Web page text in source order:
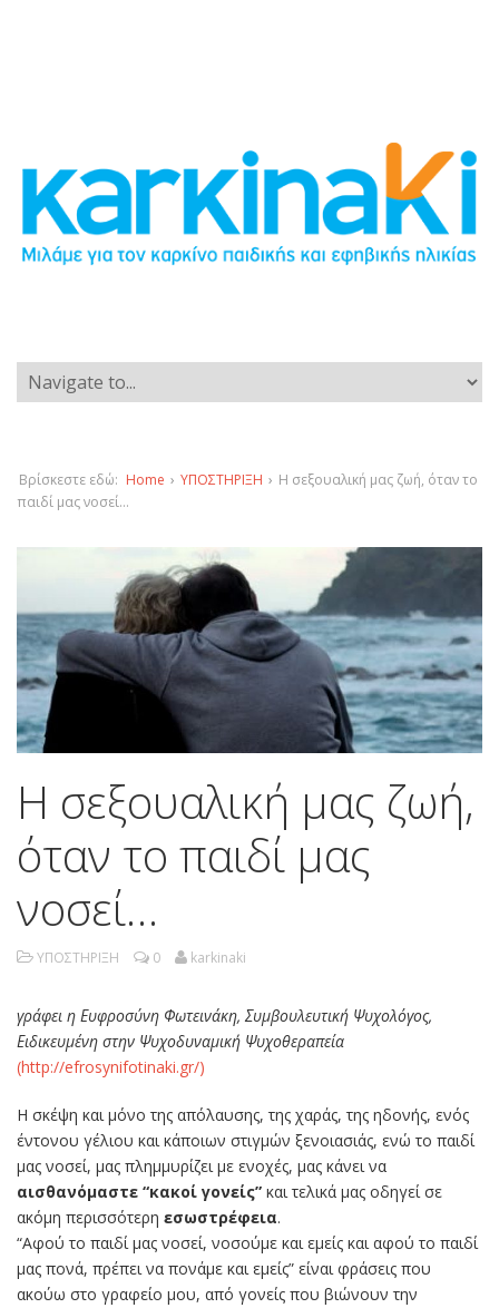
Βρίσκεστε εδώ: Home › ΥΠΟΣΤΗΡΙΞΗ › Η σεξουαλική μας ζωή, όταν το
παιδί μας νοσεί…
Η σεξουαλική μας ζωή,
όταν το παιδί μας
νοσεί…
ΥΠΟΣΤΗΡΙΞΗ 0 karkinaki
γράφει η Ευφροσύνη Φωτεινάκη, Συμβουλευτική Ψυχολόγος,
Ειδικευμένη στην Ψυχοδυναμική Ψυχοθεραπεία
(http://efrosynifotinaki.gr/)
Η σκέψη και μόνο της απόλαυσης, της χαράς, της ηδονής, ενός
έντονου γέλιου και κάποιων στιγμών ξενοιασιάς, ενώ το παιδί
μας νοσεί, μας πλημμυρίζει με ενοχές, μας κάνει να
αισθανόμαστε “κακοί γονείς” και τελικά μας οδηγεί σε
ακόμη περισσότερη εσωστρέφεια.
“Αφού το παιδί μας νοσεί, νοσούμε και εμείς και αφού το παιδί
μας πονά, πρέπει να πονάμε και εμείς” είναι φράσεις που
ακούω στο γραφείο μου, από γονείς που βιώνουν την